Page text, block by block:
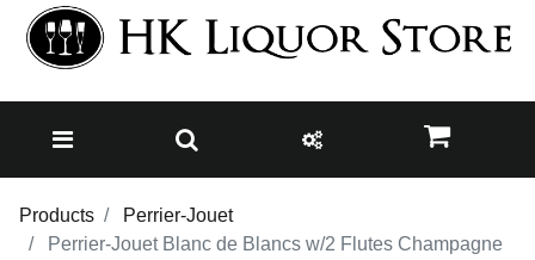
Products
Perrier-Jouet
Perrier-Jouet Blanc de Blancs w/2 Flutes Champagne